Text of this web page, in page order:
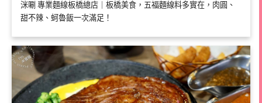
洣唰 專業麵線板橋總店｜板橋美食，五福麵線料多實在，肉圓、
甜不辣、蚵魯飯一次滿足！